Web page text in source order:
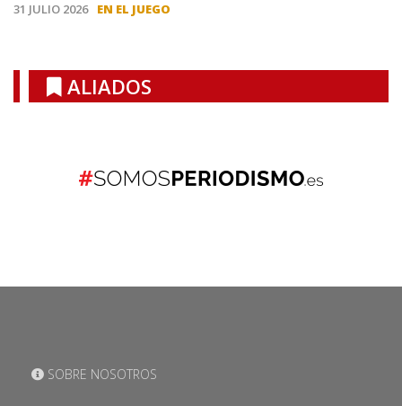
31 JULIO 2026 EN EL JUEGO
ALIADOS
SOBRE NOSOTROS